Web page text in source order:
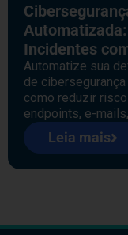
Incidentes
Automatize sua
de
como reduzir
endpoints, e-
Leia mais